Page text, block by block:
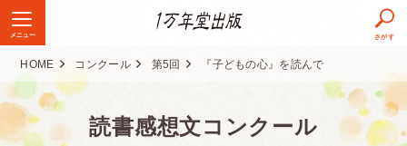
メニュー さがす
HOME コンクール 第5回 『子どもの心』を読んで
読書感想文コンクール